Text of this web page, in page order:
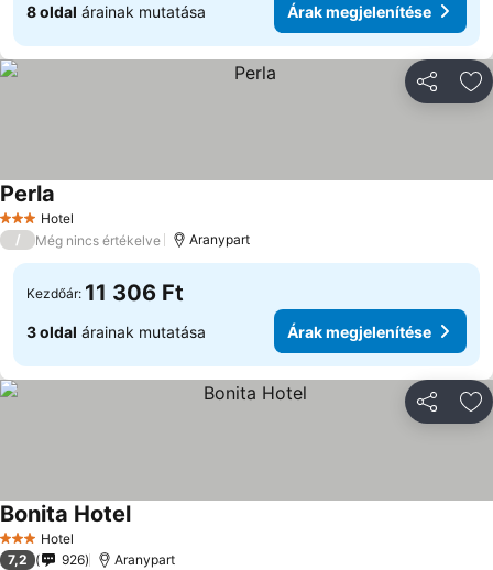
8 oldal árainak mutatása Árak megjelenítése
3 Kategória
Hotel
Perla
/ Még nincs értékelve Aranypart
Kezdőár: 11 306 Ft
3 oldal árainak mutatása Árak megjelenítése
3 Kategória
Hotel
Bonita Hotel
7,2 926 Aranypart